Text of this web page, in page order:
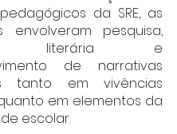
da SRE, as
envolveram pesquisa,
literária e
de narrativas
tanto em vivências
em elementos da
escolar.